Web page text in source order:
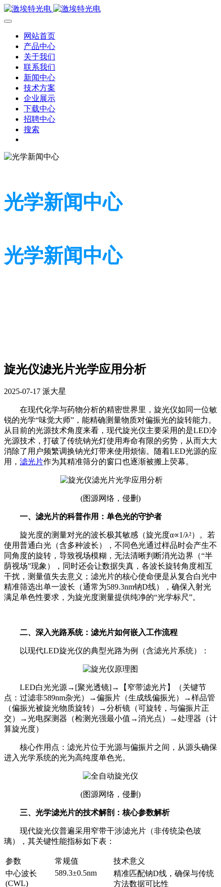
网站首页
产品中心
关于我们
联系我们
新闻中心
技术方案
企业展示
下载中心
招聘中心
搜索
光学新闻中心
光学新闻中心
旋光仪滤光片光学应用分析
2025-07-17 派大星
在现代化学与药物分析的精密世界里，旋光仪如同一位敏
锐的光学“味觉大师”，能精确测量物质对偏振光的旋转能力。
从目前的光源技术角度来看，现代旋光仪主要采用的是LED冷
光源技术，打破了传统钠光灯使用寿命有限的劣势，从而大大
消除了用户频繁调换钠光灯带来使用烦恼。随着LED光源的应
用， 滤光片作为其精准筛分的窗口也逐渐被搬上荧幕。
(图源网络，侵删)
一、滤光片的科普作用：单色光的守护者
旋光度的测量对光的波长极其敏感（旋光度α∝1/λ²）。若
使用普通白光（含多种波长），不同色光通过样品时会产生不
同角度的旋转，导致视场模糊，无法清晰判断消光边界（“半
荫视场”现象），同时还会让数据失真，各波长旋转角度相互
干扰，测量值失去意义；滤光片的核心使命便是从复合白光中
精准筛选出单一波长（通常为589.3nm钠D线），确保入射光
满足单色性要求，为旋光度测量提供纯净的“光学标尺”。
二、深入光路系统：滤光片如何嵌入工作流程
以现代LED旋光仪的典型光路为例（含滤光片系统）：
LED白光光源→ [聚光透镜] →【窄带滤光片】（关键节
点：过滤非589nm杂光） →偏振片（生成线偏振光）
→样品管
（偏振光被旋光物质旋转）
→分析镜（可旋转，与偏振片正
交）
→光电探测器（检测光强最小值→消光点）
→处理器（计
算旋光度）
核心作用点：滤光片位于光源与偏振片之间，从源头确保
进入光学系统的光为高纯度单色光。
(图源网络，侵删)
三、光学滤光片的技术解剖：核心参数解析
现代旋光仪普遍采用窄带干涉滤光片（非传统染色玻
璃），其关键性能指标如下表：
参数 常规值
技术意义
中心波长
(CWL)
589.3±0.5nm 精准匹配钠D线，确保与传统
方法数据可比性